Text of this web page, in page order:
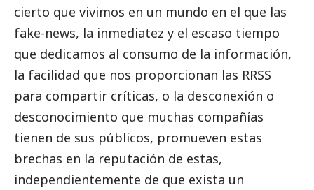
cierto que vivimos en un mundo en el que las
fake-news, la inmediatez y el escaso tiempo
que dedicamos al consumo de la información,
la facilidad que nos proporcionan las RRSS
para compartir críticas, o la desconexión o
desconocimiento que muchas compañías
tienen de sus públicos, promueven estas
brechas en la reputación de estas,
independientemente de que exista un